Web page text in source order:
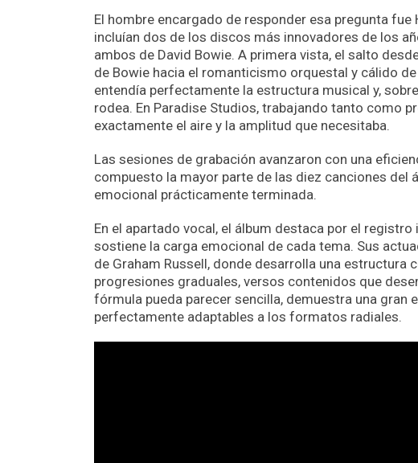
El hombre encargado de responder esa pregunta
incluían dos de los discos más innovadores de los
ambos de David Bowie. A primera vista, el salto
de Bowie hacia el romanticismo orquestal y cálido
entendía perfectamente la estructura musical y,
rodea. En Paradise Studios, trabajando tanto como
exactamente el aire y la amplitud que necesitaba.
Las sesiones de grabación avanzaron con una
compuesto la mayor parte de las diez canciones
emocional prácticamente terminada.
En el apartado vocal, el álbum destaca por el
sostiene la carga emocional de cada tema. Sus
de Graham Russell, donde desarrolla una
progresiones graduales, versos contenidos que
fórmula pueda parecer sencilla, demuestra una
perfectamente adaptables a los formatos radiales.